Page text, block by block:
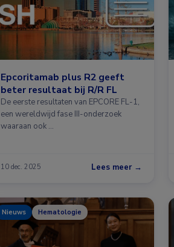
Epcoritamab plus R2 geeft
beter resultaat bij R/R FL
De eerste resultaten van EPCORE FL-1,
een wereldwijd fase III-onderzoek
waaraan ook …
10 dec. 2025 Lees meer →
Nieuws Hematologie